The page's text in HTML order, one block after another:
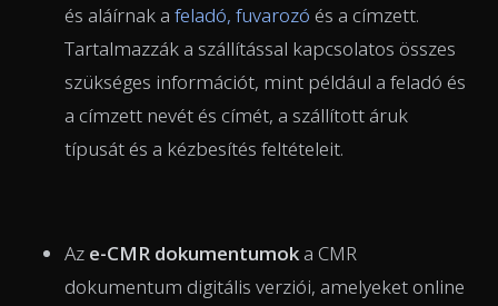
és aláírnak a feladó, fuvarozó és a címzett.
Tartalmazzák a szállítással kapcsolatos összes
szükséges információt, mint például a feladó és
a címzett nevét és címét, a szállított áruk
típusát és a kézbesítés feltételeit.
Az e-CMR dokumentumok a CMR
dokumentum digitális verziói, amelyeket online